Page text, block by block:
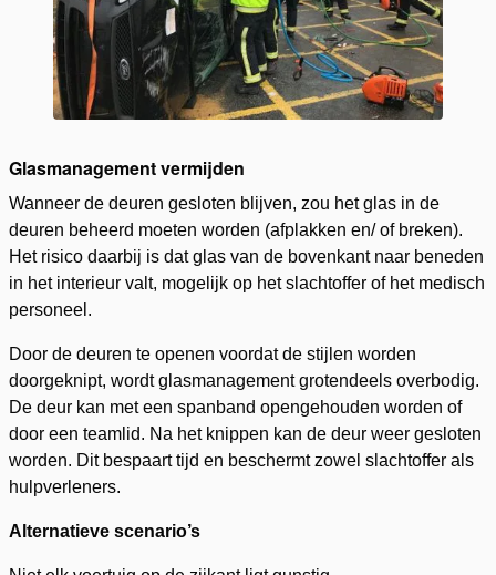
Glasmanagement vermijden
Wanneer de deuren gesloten blijven, zou het glas in de
deuren beheerd moeten worden (afplakken en/ of breken).
Het risico daarbij is dat glas van de bovenkant naar beneden
in het interieur valt, mogelijk op het slachtoffer of het medisch
personeel.
Door de deuren te openen voordat de stijlen worden
doorgeknipt, wordt glasmanagement grotendeels overbodig.
De deur kan met een spanband opengehouden worden of
door een teamlid. Na het knippen kan de deur weer gesloten
worden. Dit bespaart tijd en beschermt zowel slachtoffer als
hulpverleners.
Alternatieve scenario’s